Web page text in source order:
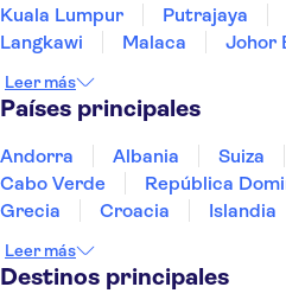
Kuala Lumpur
Putrajaya
Langkawi
Malaca Johor
Leer más
Países principales
Andorra Albania Suiza
Cabo Verde
República
Grecia
Croacia Islandia
Portugal
Tailandia
Leer más
Destinos principales